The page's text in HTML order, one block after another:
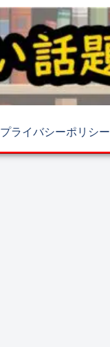
プライバシーポリシー